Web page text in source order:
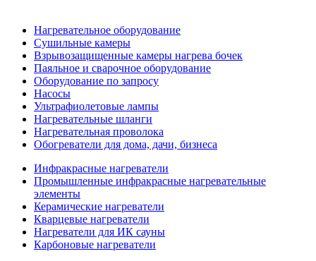
Нагревательное оборудование
Сушильные камеры
Взрывозащищенные камеры нагрева бочек
Паяльное и сварочное оборудование
Оборудование по запросу
Насосы
Ультрафиолетовые лампы
Нагревательные шланги
Нагревательная проволока
Обогреватели для дома, дачи, бизнеса
Инфракрасные нагреватели
Промышленные инфракрасные нагревательные
элементы
Керамические нагреватели
Кварцевые нагреватели
Нагреватели для ИК сауны
Карбоновые нагреватели